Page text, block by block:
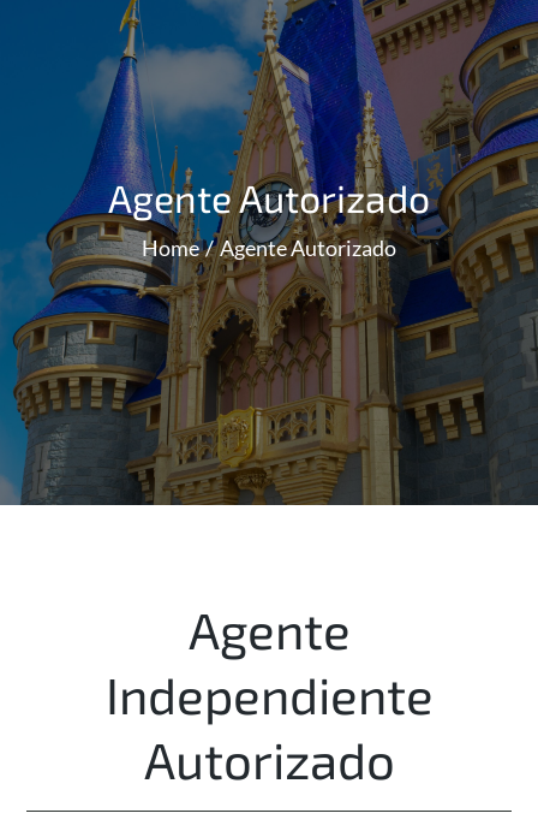
Agente Autorizado
Home Agente Autorizado
Agente
Independiente
Autorizado